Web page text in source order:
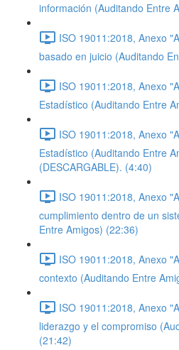
información (Auditando Entre
ISO 19011:2018, Anexo
basado en juicio (Auditando
ISO 19011:2018, Anexo
Estadístico (Auditando Entre
ISO 19011:2018, Anexo
Estadístico (Auditando Entre
(DESCARGABLE). (4:40)
ISO 19011:2018, Anexo
cumplimiento dentro de un
Entre Amigos) (22:36)
ISO 19011:2018, Anexo
contexto (Auditando Entre
ISO 19011:2018, Anexo
liderazgo y el compromiso
(21:42)